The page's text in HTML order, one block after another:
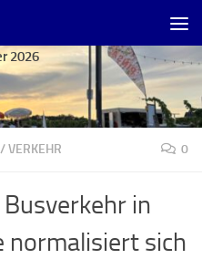
2026
/VERKEHR 0
in
normalisiert sich